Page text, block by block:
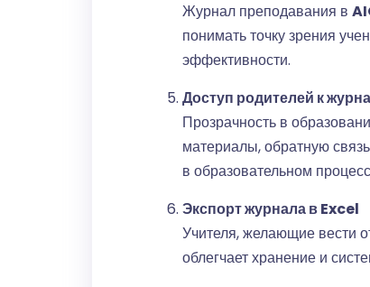
Журнал преподавания в
понимать точку зрения
эффективности.
Доступ родителей к
Прозрачность в
материалы, обратную
в образовательном
Экспорт журнала в Excel
Учителя, желающие вести
облегчает хранение и